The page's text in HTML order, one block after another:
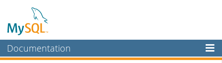
Documentation